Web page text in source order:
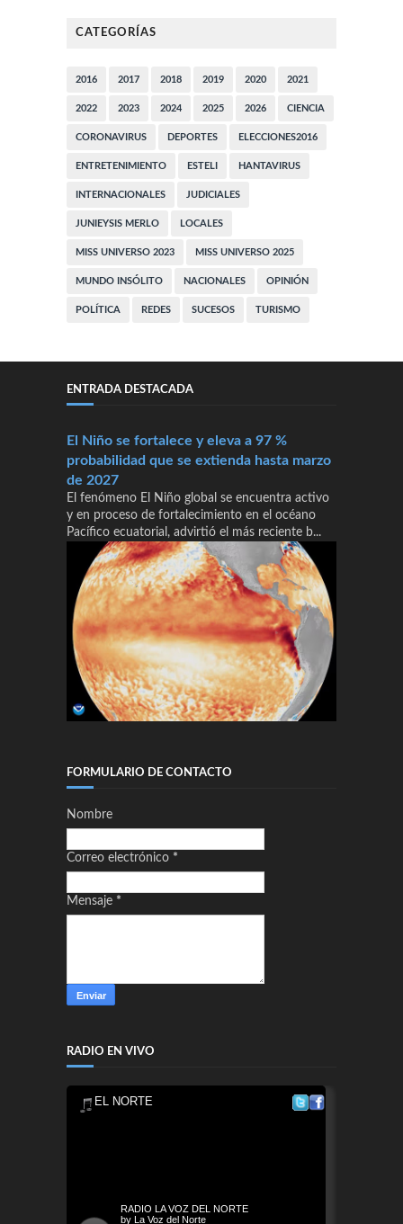
CATEGORÍAS
2016 2017 2018 2019 2020 2021
2022 2023 2024 2025 2026 CIENCIA
CORONAVIRUS DEPORTES ELECCIONES2016
ENTRETENIMIENTO ESTELI HANTAVIRUS
INTERNACIONALES JUDICIALES
JUNIEYSIS MERLO LOCALES
MISS UNIVERSO 2023 MISS UNIVERSO 2025
MUNDO INSÓLITO NACIONALES OPINIÓN
POLÍTICA REDES SUCESOS TURISMO
ENTRADA DESTACADA
El Niño se fortalece y eleva a 97 %
probabilidad que se extienda hasta marzo
de 2027
El fenómeno El Niño global se encuentra activo
y en proceso de fortalecimiento en el océano
Pacífico ecuatorial, advirtió el más reciente b...
FORMULARIO DE CONTACTO
Nombre
Correo electrónico *
Mensaje *
RADIO EN VIVO